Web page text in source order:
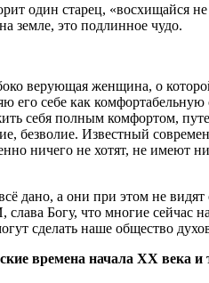
один старец, «восхищайся
земле, это подлинное чудо.
верующая женщина, о
его себе как
себя полным комфортом,
безволие. Известный
ничего не хотят, не имеют
дано, а они при этом не
Богу, что многие сейчас
сделать наше общество
времена начала ХХ века